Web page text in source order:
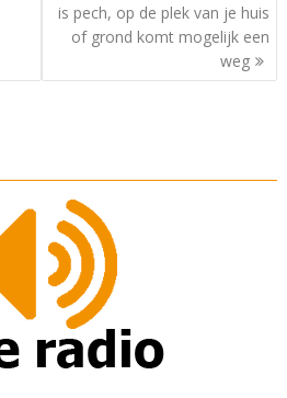
is pech, op de plek van je huis
of grond komt mogelijk een
weg